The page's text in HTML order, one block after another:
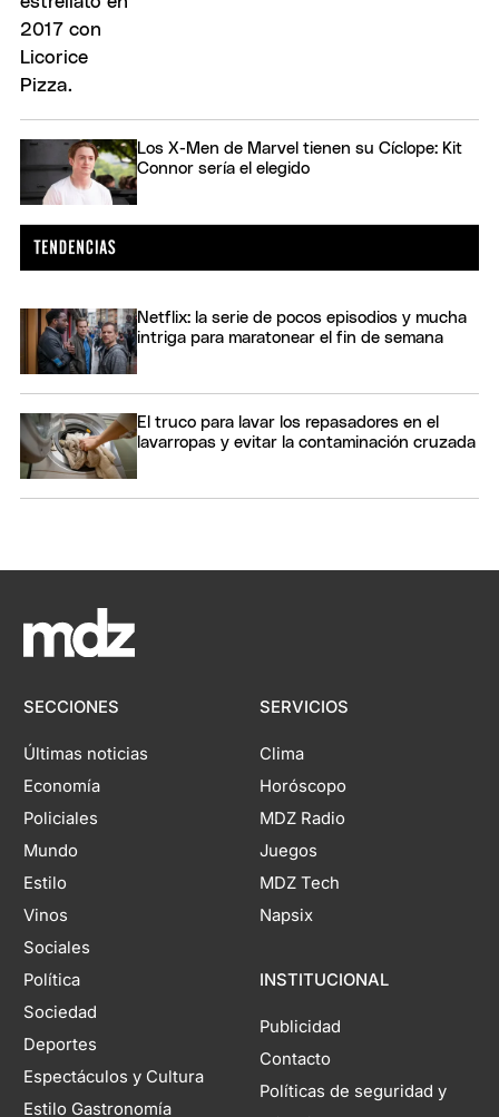
Los X-Men de Marvel tienen su Cíclope: Kit
Connor sería el elegido
Netflix: la serie de pocos episodios y mucha
intriga para maratonear el fin de semana
El truco para lavar los repasadores en el
lavarropas y evitar la contaminación cruzada
SECCIONES
Últimas noticias
Economía
Policiales
Mundo
Estilo
Vinos
Sociales
Política
Sociedad
Deportes
Espectáculos y Cultura
Estilo Gastronomía
SERVICIOS
Clima
Horóscopo
MDZ Radio
Juegos
MDZ Tech
Napsix
INSTITUCIONAL
Publicidad
Contacto
Políticas de seguridad y